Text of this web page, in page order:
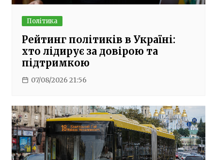
Політика
Рейтинг політиків в Україні:
хто лідирує за довірою та
підтримкою
07/08/2026 21:56